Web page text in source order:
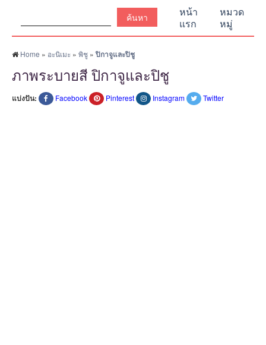
หน้า
แรก
หมวด
หมู่
Home » อะนิเมะ » พิชู »ปิกาจูและปิชู
ภาพระบายสี ปิกาจูและปิชู
แบ่งปัน: Facebook Pinterest Instagram Twitter